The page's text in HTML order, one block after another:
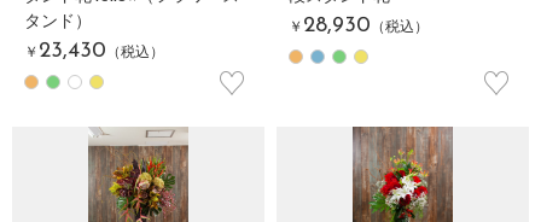
タンド）
￥ 23,430 （税込）
♡
￥ 28,930 （税込）
♡